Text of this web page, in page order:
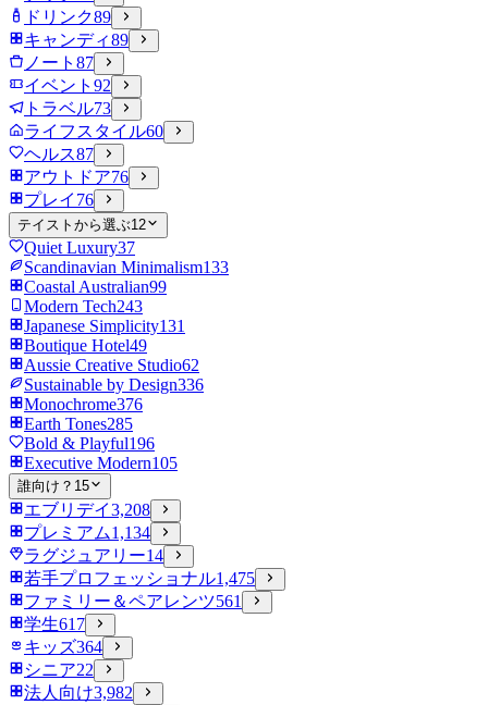
ドリンク89
キャンディ89
ノート 87
イベント 92
トラベル73
ライフスタイル60
ヘルス87
アウトドア76
プレイ 76
テイストから選ぶ12
Quiet Luxury37
Scandinavian Minimalism133
Coastal Australian99
Modern Tech243
Japanese Simplicity131
Boutique Hotel49
Aussie Creative Studio62
Sustainable by Design336
Monochrome376
Earth Tones285
Bold & Playful196
Executive Modern105
誰向け？ 15
エブリデイ3,208
プレミアム1,134
ラグジュアリー14
若手プロフェッショナル1,475
ファミリー＆ペアレンツ561
学生617
キッズ364
シニア22
法人向け3,982